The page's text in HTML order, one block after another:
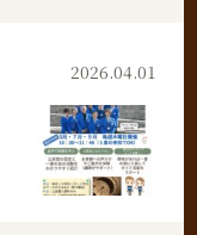
2026.04.01